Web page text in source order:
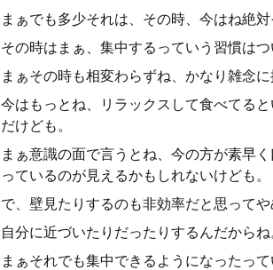
まぁでも多少それは、その時、今はね絶
その時はまぁ、集中するっていう習慣はつ
まぁその時も相変わらずね、かなり雑念
今はもっとね、リラックスして食べてる
だけども。
まぁ意識の面で言うとね、今の方が素早
っているのが見えるかもしれないけども。
で、壁見たりするのも非効率だと思って
自分に近づいたりだったりするんだからね
まぁそれでも集中できるようになったっ